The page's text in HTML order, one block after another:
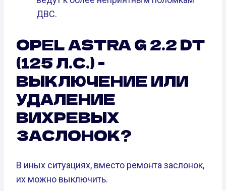
ДВС.
OPEL ASTRA G 2.2 DT
(125 Л.С.) -
ВЫКЛЮЧЕНИЕ ИЛИ
УДАЛЕНИЕ
ВИХРЕВЫХ
ЗАСЛОНОК?
В иных ситуациях, вместо ремонта заслонок,
их можно выключить.